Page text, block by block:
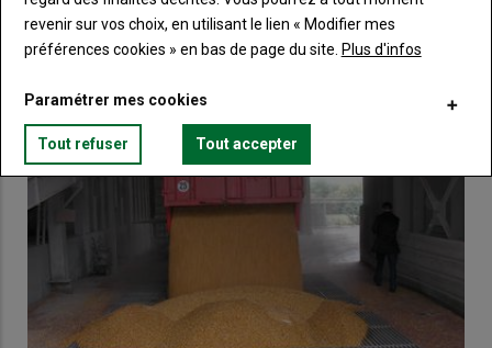
Lors de la constitution d’une société, soit les bâtiments sont
apportés à la société, soit ils sont mis à…
revenir sur vos choix, en utilisant le lien « Modifier mes
préférences cookies » en bas de page du site. Plus d'infos
Paramétrer mes cookies
Tout refuser Tout accepter